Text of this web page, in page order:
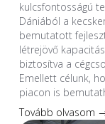
kulcsfontosságú
Dániából a
bemutatott
létrejövő
biztosítva a
Emellett célunk,
piacon is
Tovább olvasom